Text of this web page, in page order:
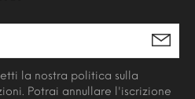
la nostra politica sulla
Potrai annullare l'iscrizione